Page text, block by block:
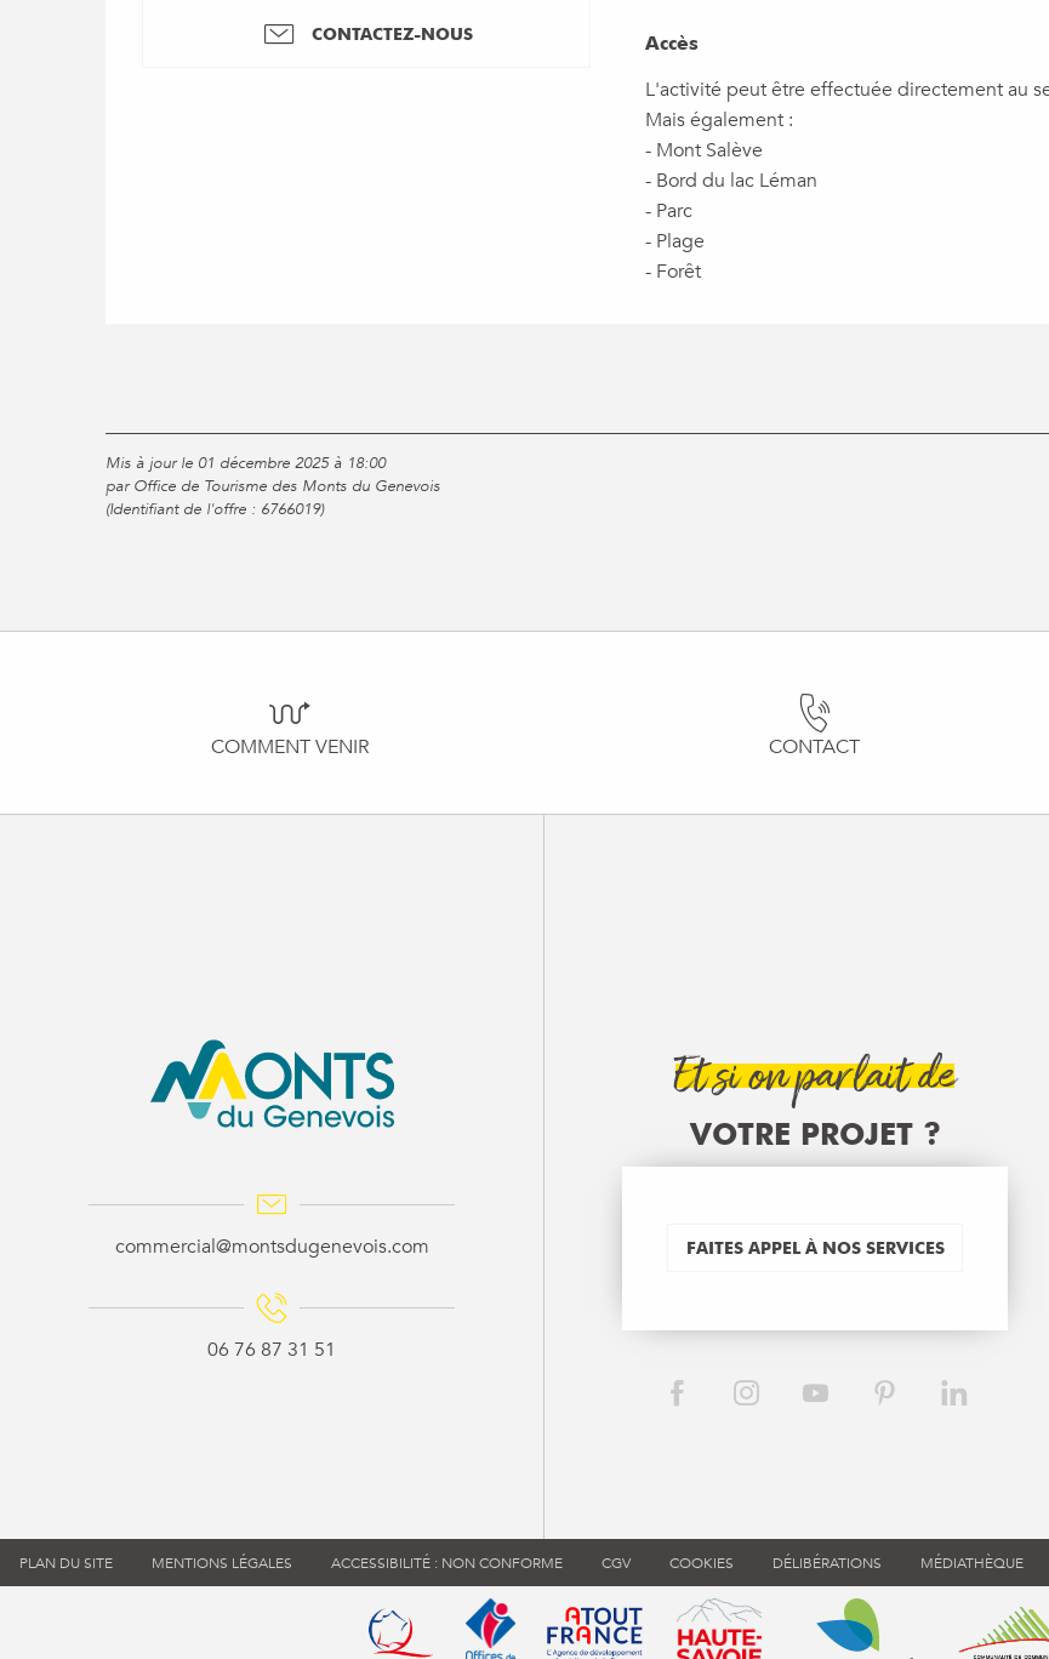
CONTACTEZ-NOUS Accès
Accès
L'activité peut être effectuée directement au
Mais également :
- Mont Salève
- Bord du lac Léman
- Parc
- Plage
- Forêt
Mis à jour le 01 décembre 2025 à 18:00
par Office de Tourisme des Monts du Genevois
(Identifiant de l'offre : 6766019)
COMMENT VENIR CONTACT
commercial@montsdugenevois.com
06 76 87 31 51
Et si on parlait de
VOTRE PROJET ?
FAITES APPEL À NOS SERVICES
PLAN DU SITE MENTIONS LÉGALES ACCESSIBILITÉ : NON CONFORME CGV COOKIES DÉLIBÉRATIONS MÉDIATHÈQUE
Qualité tourisme (s'ouvre dans une nouvelle fenêtre)
Office de tourisme de France (s'ouvre dans une nouvelle fenêtre)
Atout France (s'ouvre dans une nouvelle fenêtre)
Annemasse Agglo (s'ouvre